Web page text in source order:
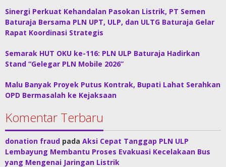
Sinergi Perkuat Kehandalan Pasokan Listrik, PT Semen
Baturaja Bersama PLN UPT, ULP, dan ULTG Baturaja Gelar
Rapat Koordinasi Strategis
Semarak HUT OKU ke-116: PLN ULP Baturaja Hadirkan
Stand “Gelegar PLN Mobile 2026”
Malu Banyak Proyek Putus Kontrak, Bupati Lahat Serahkan
OPD Bermasalah ke Kejaksaan
Komentar Terbaru
donation fraud pada Aksi Cepat Tanggap PLN ULP
Lembayung Membantu Proses Evakuasi Kecelakaan Bus
yang Mengenai Jaringan Listrik